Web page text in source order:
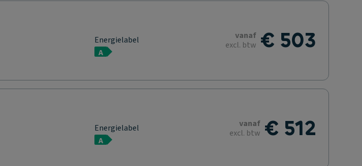
Energielabel
A
€ 503
vanaf
excl. btw
Energielabel
A
€ 512
vanaf
excl. btw